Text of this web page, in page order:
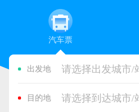
汽车票
出发地 请选择出发城市/
目的地 请选择到达城市/